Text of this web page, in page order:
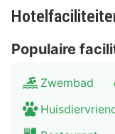
Populaire
Zwembad